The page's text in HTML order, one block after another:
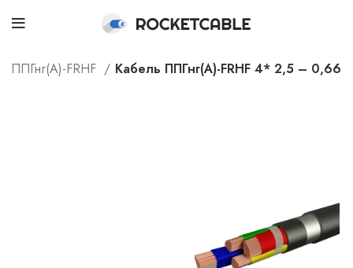
ППГнг(А)-FRHF Кабель ППГнг(А)-FRHF 4* 2,5 – 0,66